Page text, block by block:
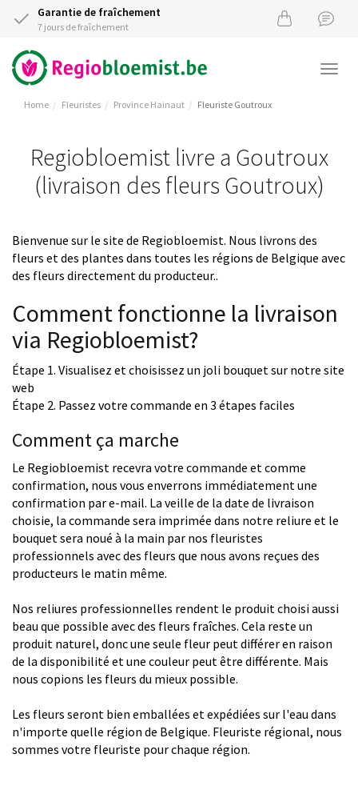
Garantie de fraîchement
7 jours de fraîchement
Home Fleuristes Province Hainaut Fleuriste Goutroux
Regiobloemist livre a Goutroux
(livraison des fleurs Goutroux)
Bienvenue sur le site de Regiobloemist. Nous livrons des
fleurs et des plantes dans toutes les régions de Belgique avec
des fleurs directement du producteur..
Comment fonctionne la livraison
via Regiobloemist?
Étape 1. Visualisez et choisissez un joli bouquet sur notre site
web
Étape 2. Passez votre commande en 3 étapes faciles
Comment ça marche
Le Regiobloemist recevra votre commande et comme
confirmation, nous vous enverrons immédiatement une
confirmation par e-mail. La veille de la date de livraison
choisie, la commande sera imprimée dans notre reliure et le
bouquet sera noué à la main par nos fleuristes
professionnels avec des fleurs que nous avons reçues des
producteurs le matin même.
Nos reliures professionnelles rendent le produit choisi aussi
beau que possible avec des fleurs fraîches. Cela reste un
produit naturel, donc une seule fleur peut différer en raison
de la disponibilité et une couleur peut être différente. Mais
nous copions les fleurs du mieux possible.
Les fleurs seront bien emballées et expédiées sur l'eau dans
n'importe quelle région de Belgique. Fleuriste régional, nous
sommes votre fleuriste pour chaque région.